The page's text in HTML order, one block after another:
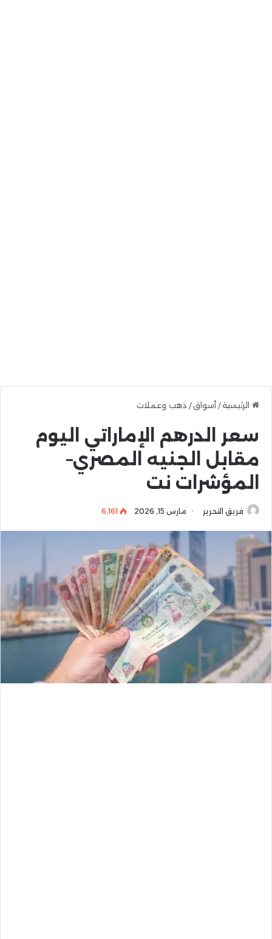
الرئيسية/ أسواق/ ذهب وعملات
سعر الدرهم الإماراتي اليوم
مقابل الجنيه المصري–
المؤشرات نت
فريق التحرير مارس 15, 2026 6٬161